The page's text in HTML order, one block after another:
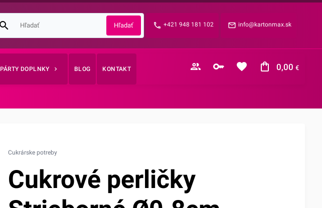
info@kartonmax.sk
+421 948 181 102
PÁRTY DOPLNKY BLOG KONTAKT 0,00€
Zabudnuté heslo?
Cukrárske potreby
Cukrové perličky